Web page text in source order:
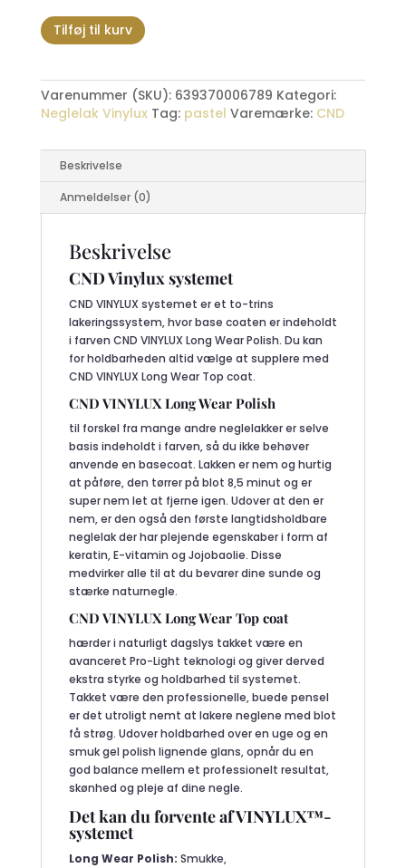
Magical
Topiary
#351
antal
Tilføj til kurv
Varenummer (SKU): 639370006789 Kategori:
Neglelak Vinylux Tag: pastel Varemærke: CND
Beskrivelse
Anmeldelser (0)
Beskrivelse
CND Vinylux systemet
CND VINYLUX systemet er et to-trins
lakeringssystem, hvor base coaten er indeholdt
i farven CND VINYLUX Long Wear Polish. Du kan
for holdbarheden altid vælge at supplere med
CND VINYLUX Long Wear Top coat.
CND VINYLUX Long Wear Polish
til forskel fra mange andre neglelakker er selve
basis indeholdt i farven, så du ikke behøver
anvende en basecoat. Lakken er nem og hurtig
at påføre, den tørrer på blot 8,5 minut og er
super nem let at fjerne igen. Udover at den er
nem, er den også den første langtidsholdbare
neglelak der har plejende egenskaber i form af
keratin, E-vitamin og Jojobaolie. Disse
medvirker alle til at du bevarer dine sunde og
stærke naturnegle.
CND VINYLUX Long Wear Top coat
hærder i naturligt dagslys takket være en
avanceret Pro-Light teknologi og giver derved
ekstra styrke og holdbarhed til systemet.
Takket være den professionelle, buede pensel
er det utroligt nemt at lakere neglene med blot
få strøg. Udover holdbarhed over en uge og en
smuk gel polish lignende glans, opnår du en
god balance mellem et professionelt resultat,
skønhed og pleje af dine negle.
Det kan du forvente af VINYLUX™-
systemet
Long Wear Polish: Smukke,